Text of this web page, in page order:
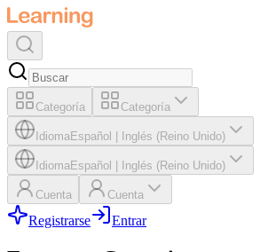
Categoría Categoría
IdiomaEspañol Inglés (Reino Unido)
IdiomaEspañol Inglés (Reino Unido)
Cuenta Cuenta
Registrarse Entrar